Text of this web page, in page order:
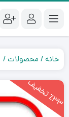
خانه محصولات
٪3
3
ت
خ
ف
یف